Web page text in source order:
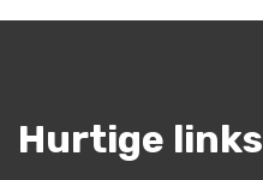
Hurtige links